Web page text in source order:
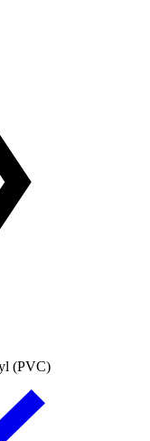
(PVC)